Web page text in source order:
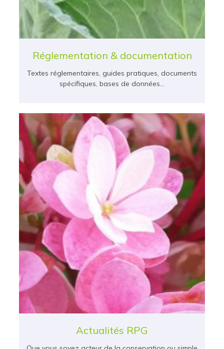
Réglementation & documentation
Textes réglementaires, guides pratiques, documents
spécifiques, bases de données…
Actualités RPG